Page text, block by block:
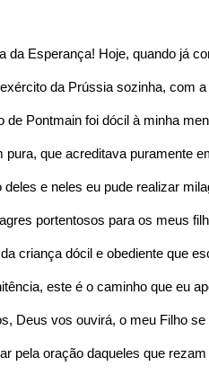
da Esperança! Hoje, quando já
da Prússia sozinha, com
de Pontmain foi dócil à minha
pura, que acreditava puramente
e neles eu pude realizar
portentosos para os meus
criança dócil e obediente que
este é o caminho que eu
Deus vos ouvirá, o meu Filho
pela oração daqueles que